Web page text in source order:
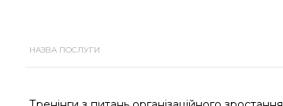
НАЗВА ПОСЛУГИ